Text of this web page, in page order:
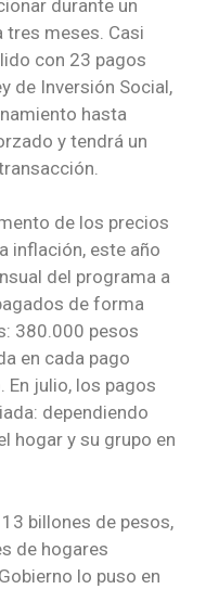
durante un
tres meses. Casi
con 23 pagos
de Inversión Social,
hasta
y tendrá un
de los precios
inflación, este año
del programa a
de forma
380.000 pesos
en cada pago
En julio, los pagos
dependiendo
hogar y su grupo en
billones de pesos,
de hogares
lo puso en